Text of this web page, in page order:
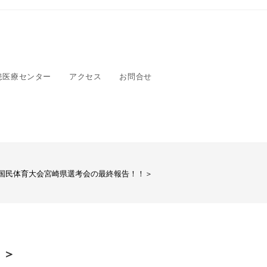
療センター アクセス お問合せ
民体育大会宮崎県選考会の最終報告！！＞